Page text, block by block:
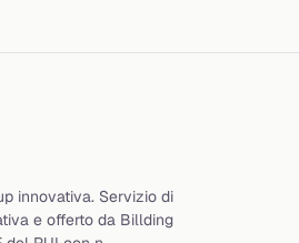
innovativa. Servizio di
e offerto da Billding